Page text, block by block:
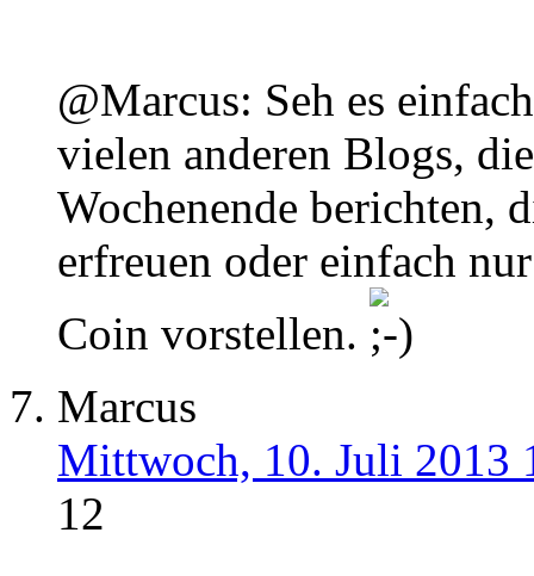
@Marcus: Seh es
vielen anderen Blogs,
Wochenende berichten,
erfreuen oder einfach
Coin vorstellen.
Marcus
Mittwoch, 10. Juli 2013
12